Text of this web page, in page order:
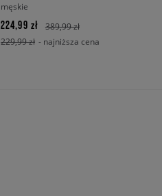
męskie
224,99 zł
389,99 zł
229,99 zł - najniższa cena